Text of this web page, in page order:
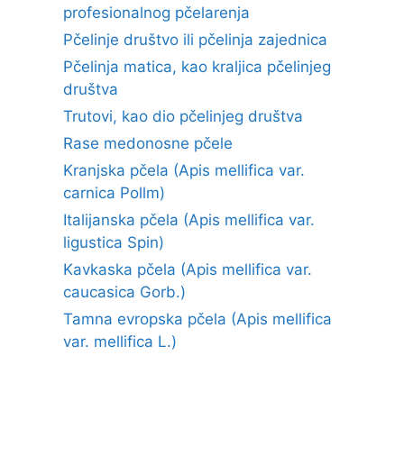
profesionalnog pčelarenja
Pčelinje društvo ili pčelinja zajednica
Pčelinja matica, kao kraljica pčelinjeg
društva
Trutovi, kao dio pčelinjeg društva
Rase medonosne pčele
Kranjska pčela (Apis mellifica var.
carnica Pollm)
Italijanska pčela (Apis mellifica var.
ligustica Spin)
Kavkaska pčela (Apis mellifica var.
caucasica Gorb.)
Tamna evropska pčela (Apis mellifica
var. mellifica L.)